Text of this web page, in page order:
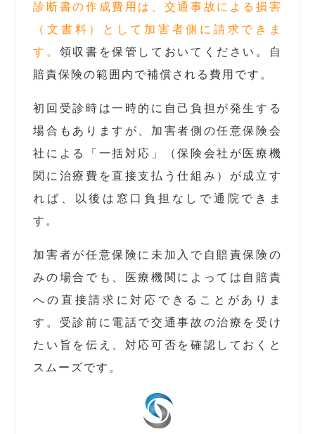
診断書の作成費用は、交通事故による損害
（文書料）として加害者側に請求できま
す。 領収書を保管しておいてください。自
賠責保険の範囲内で補償される費用です。
初回受診時は一時的に自己負担が発生する
場合もありますが、加害者側の任意保険会
社による「一括対応」（保険会社が医療機
関に治療費を直接支払う仕組み）が成立す
れば、以後は窓口負担なしで通院できま
す。
加害者が任意保険に未加入で自賠責保険の
みの場合でも、医療機関によっては自賠責
への直接請求に対応できることがありま
す。受診前に電話で交通事故の治療を受け
たい旨を伝え、対応可否を確認しておくと
スムーズです。